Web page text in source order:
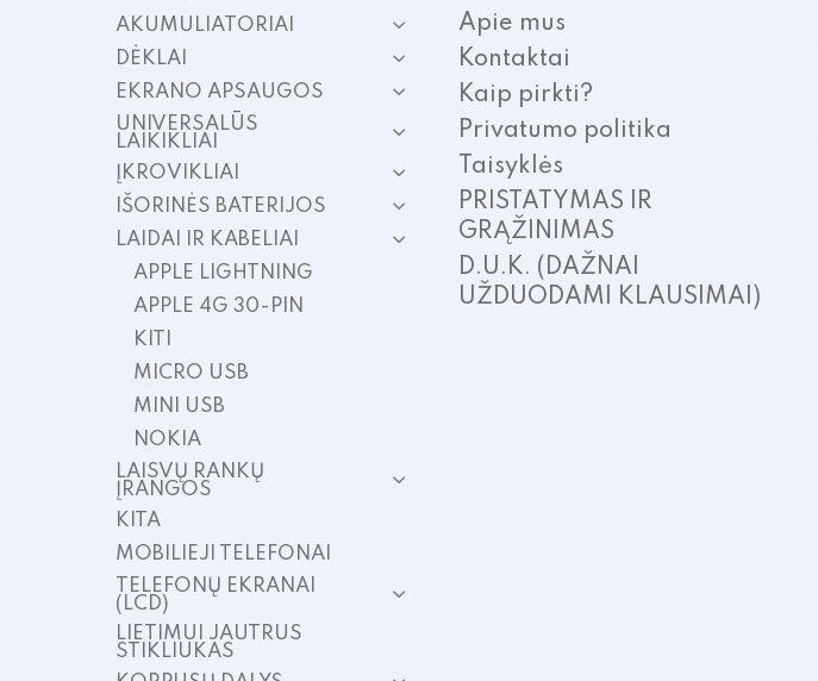
AKUMULIATORIAI
DĖKLAI
EKRANO APSAUGOS
UNIVERSALŪS
LAIKIKLIAI
ĮKROVIKLIAI
IŠORINĖS BATERIJOS
LAIDAI IR KABELIAI
APPLE LIGHTNING
APPLE 4G 30-PIN
KITI
MICRO USB
MINI USB
NOKIA
LAISVŲ RANKŲ
ĮRANGOS
KITA
MOBILIEJI TELEFONAI
TELEFONŲ EKRANAI
(LCD)
LIETIMUI JAUTRUS
STIKLIUKAS
Apie mus
Kontaktai
Kaip pirkti?
Privatumo politika
Taisyklės
PRISTATYMAS IR
GRĄŽINIMAS
D.U.K. (DAŽNAI
UŽDUODAMI KLAUSIMAI)